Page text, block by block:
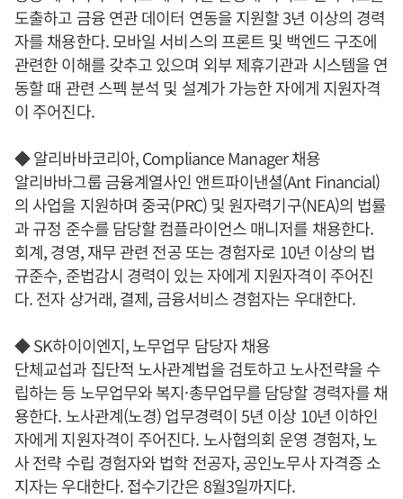
도출하고 금융 연관 데이터 연동을 지원할 3년 이상의 경력
자를 채용한다. 모바일 서비스의 프론트 및 백엔드 구조에
관련한 이해를 갖추고 있으며 외부 제휴기관과 시스템을 연
동할 때 관련 스펙 분석 및 설계가 가능한 자에게 지원자격
이 주어진다.
◆ 알리바바코리아, Compliance Manager 채용
알리바바그룹 금융계열사인 앤트파이낸셜(Ant Financial)
의 사업을 지원하며 중국(PRC) 및 원자력기구(NEA)의 법률
과 규정 준수를 담당할 컴플라이언스 매니저를 채용한다.
회계, 경영, 재무 관련 전공 또는 경험자로 10년 이상의 법
규준수, 준법감시 경력이 있는 자에게 지원자격이 주어진
다. 전자 상거래, 결제, 금융서비스 경험자는 우대한다.
◆ SK하이이엔지, 노무업무 담당자 채용
단체교섭과 집단적 노사관계법을 검토하고 노사전략을 수
립하는 등 노무업무와 복지·총무업무를 담당할 경력자를 채
용한다. 노사관계(노경) 업무경력이 5년 이상 10년 이하인
자에게 지원자격이 주어진다. 노사협의회 운영 경험자, 노
사 전략 수립 경험자와 법학 전공자, 공인노무사 자격증 소
지자는 우대한다. 접수기간은 8월3일까지다.